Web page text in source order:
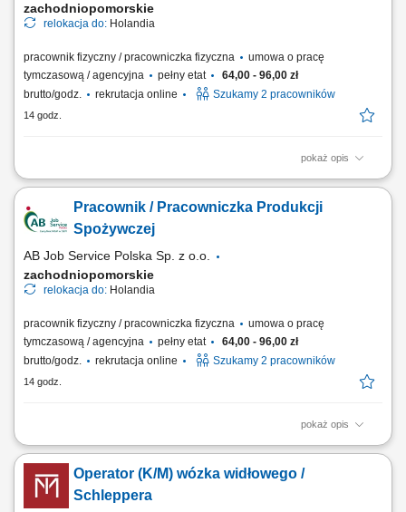
zachodniopomorskie
relokacja do: Holandia
pracownik fizyczny / pracowniczka fizyczna
umowa o pracę
tymczasową / agencyjna
pełny etat
64,00 - 96,00 zł
brutto/godz.
rekrutacja online Szukamy 2 pracowników
14 godz.
pokaż opis
Zakres obowiązków będziesz zajmować się pakowaniem produktów
produktów do wysyłki, kontrola jakości, dbanie o porządek na
stanowisku pracy, praca zgodnie z zasadami higieny i bezpieczeństwa,
Pracownik / Pracowniczka Produkcji
Spożywczej
AB Job Service Polska Sp. z o.o.
zachodniopomorskie
relokacja do: Holandia
pracownik fizyczny / pracowniczka fizyczna
umowa o pracę
tymczasową / agencyjna
pełny etat
64,00 - 96,00 zł
brutto/godz.
rekrutacja online Szukamy 2 pracowników
14 godz.
pokaż opis
Opis stanowiska Pakowanie gotowych produktów spożywczych zgodnie
z wymaganiami jakościowymi. Przygotowywanie zamówień do
transportu i dystrybucji. Sprawdzanie poprawności produktów oraz ich
jakości. Obsługa prostych procesów produkcyjnych na linii.
Utrzymywanie porządku w miejscu pracy....
Operator (K/M) wózka widłowego /
Schleppera